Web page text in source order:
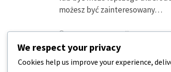
możesz być zainteresowany…
3 MINUTY CZYTANIA 2023-07-14
We respect your privacy
Cookies help us improve your experience,